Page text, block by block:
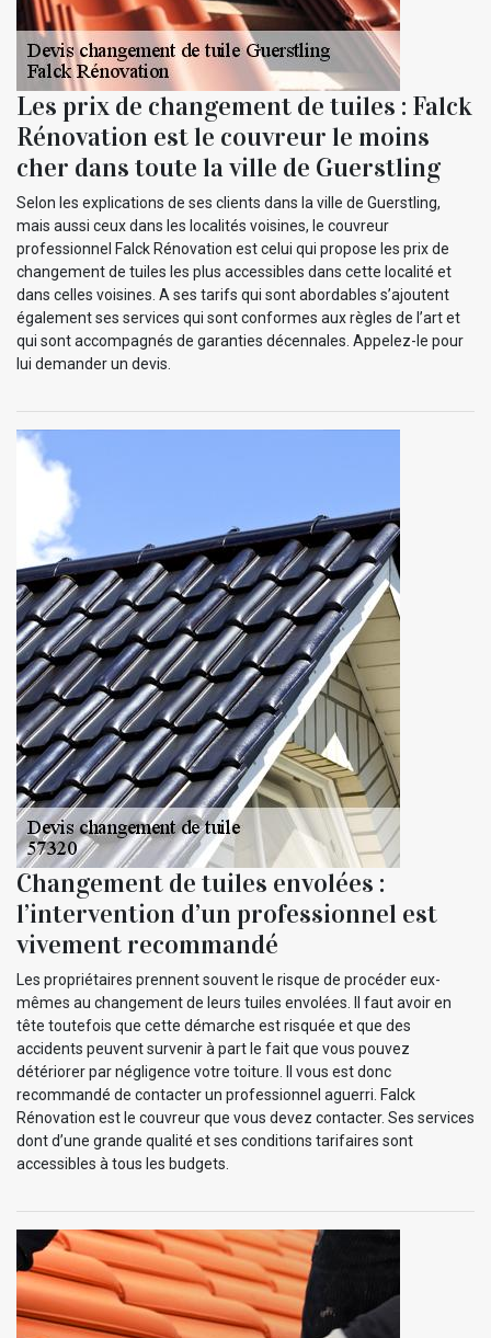
Les prix de changement de tuiles : Falck
Rénovation est le couvreur le moins
cher dans toute la ville de Guerstling
Selon les explications de ses clients dans la ville de Guerstling,
mais aussi ceux dans les localités voisines, le couvreur
professionnel Falck Rénovation est celui qui propose les prix de
changement de tuiles les plus accessibles dans cette localité et
dans celles voisines. A ses tarifs qui sont abordables s’ajoutent
également ses services qui sont conformes aux règles de l’art et
qui sont accompagnés de garanties décennales. Appelez-le pour
lui demander un devis.
Changement de tuiles envolées :
l’intervention d’un professionnel est
vivement recommandé
Les propriétaires prennent souvent le risque de procéder eux-
mêmes au changement de leurs tuiles envolées. Il faut avoir en
tête toutefois que cette démarche est risquée et que des
accidents peuvent survenir à part le fait que vous pouvez
détériorer par négligence votre toiture. Il vous est donc
recommandé de contacter un professionnel aguerri. Falck
Rénovation est le couvreur que vous devez contacter. Ses services
dont d’une grande qualité et ses conditions tarifaires sont
accessibles à tous les budgets.